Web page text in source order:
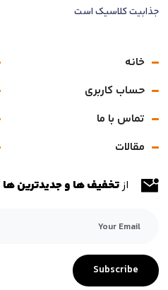
جذابیت کلاسیک است
خانه
حساب کاربری
تماس با ما
مقالات
ازتخفیف ها و جدیدترین ها
Subscribe